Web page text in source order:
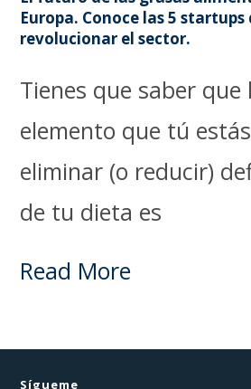
Europa. Conoce las 5 startups
revolucionar el sector.
Tienes que saber que
elemento que tú
eliminar (o reducir)
de tu dieta es
Read More
Sígueme